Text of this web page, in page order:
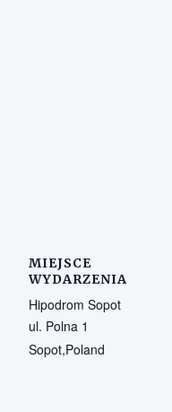
MIEJSCE
WYDARZENIA
Hipodrom Sopot
ul. Polna 1
Sopot,Poland